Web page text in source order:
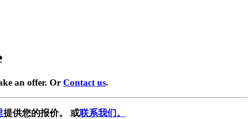
an offer. Or Contact us.
提供您的报价。 或联系我们。